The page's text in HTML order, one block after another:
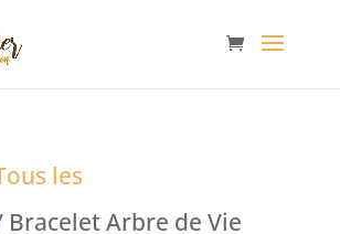
les
Arbre de Vie